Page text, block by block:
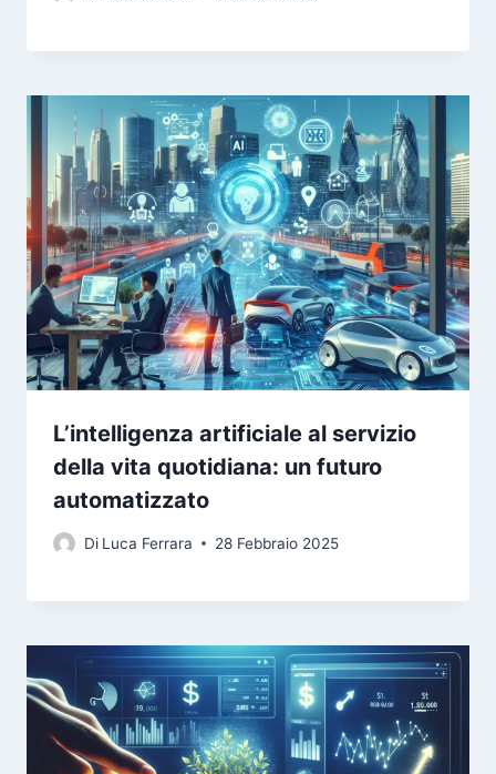
L’intelligenza artificiale al servizio
della vita quotidiana: un futuro
automatizzato
Di Luca Ferrara 28 Febbraio 2025